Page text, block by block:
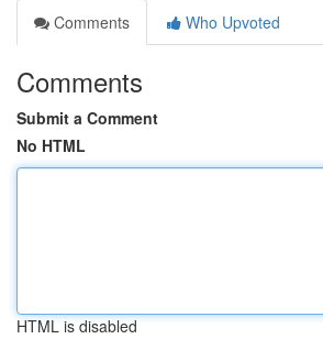
Comments
Who Upvoted
Comments
Submit a Comment
No HTML
HTML is disabled